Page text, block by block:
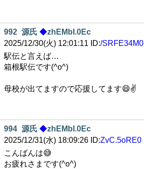
992 源氏 ◆zhEMbI.0Ec
2025/12/30(火) 12:01:11 ID:/SRFE34M0
駅伝と言えば…
箱根駅伝です(^o^)
母校が出てますので応援してます😄✌️
994 源氏 ◆zhEMbI.0Ec
2025/12/31(水) 18:09:26 ID:ZvC.5oRE0
こんばんは😅
お疲れさまです(^o^)